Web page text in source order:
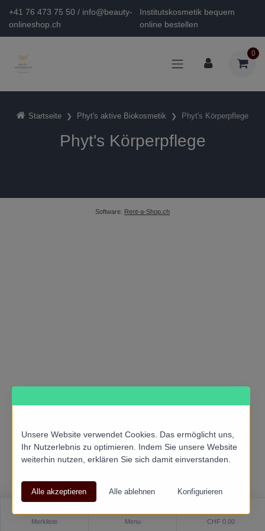
+41 76 473 75 50 / info@beauty-
onlineshop.ch
Institutskosmetik bequem
online bestellen
0
Merkliste Menu CHF 0.00
Startseite Phyt's aktive Biokosmetik Phyt's Körperpflege
Phyt's Körperpflege
Software: Rent-a-Shop.ch
Unsere Website verwendet Cookies. Das ermöglicht uns,
Ihr Nutzerlebnis zu optimieren. Indem Sie unsere Website
weiterhin nutzen, erklären Sie sich damit einverstanden.